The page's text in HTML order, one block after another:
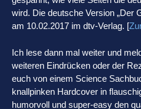
wird. Die deutsche Version „Der
am 10.02.2017 im dtv-Verlag. [
Ich lese dann mal weiter und
weiteren Eindrücken oder der
euch von einem Science
knallpinken Hardcover in
humorvoll und super-easy den